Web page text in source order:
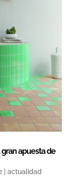
apuesta de
| actualidad